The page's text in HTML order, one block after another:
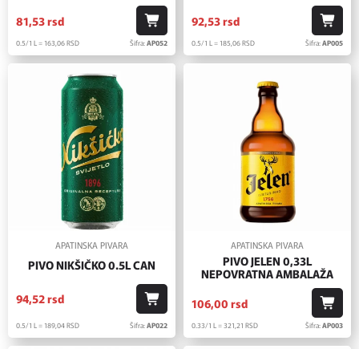
81,53rsd
0.5/1 L = 163,06RSD Šifra:AP052
92,53rsd
0.5/1 L = 185,06RSD Šifra:AP005
APATINSKA PIVARA
PIVO NIKŠIČKO 0.5L CAN
94,52rsd
0.5/1 L = 189,04RSD Šifra:AP022
APATINSKA PIVARA
PIVO JELEN 0,33L
NEPOVRATNA AMBALAŽA
106,00 rsd
0.33/1 L = 321,21 RSD Šifra:AP003